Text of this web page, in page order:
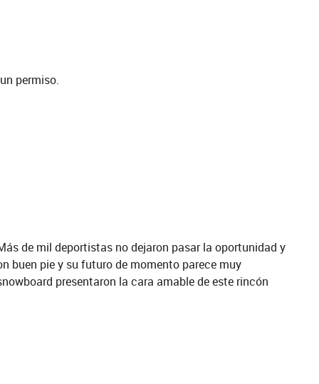
permiso.
de mil deportistas no dejaron pasar la oportunidad y
buen pie y su futuro de momento parece muy
presentaron la cara amable de este rincón